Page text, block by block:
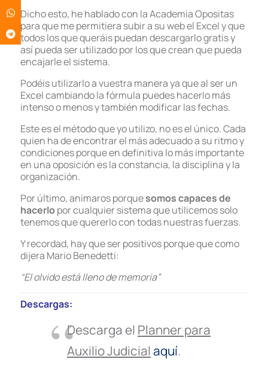
Dicho esto, he hablado con la Academia Opositas
para que me permitiera subir a su web el Excel y que
todos los que queráis puedan descargarlo gratis y
así pueda ser utilizado por los que crean que pueda
encajarle el sistema.
Podéis utilizarlo a vuestra manera ya que al ser un
Excel cambiando la fórmula puedes hacerlo más
intenso o menos y también modificar las fechas.
Este es el método que yo utilizo, no es el único. Cada
quien ha de encontrar el más adecuado a su ritmo y
condiciones porque en definitiva lo más importante
en una oposición es la constancia, la disciplina y la
organización.
Por último, animaros porquesomos capaces de
hacerlopor cualquier sistema que utilicemos solo
tenemos que quererlo con todas nuestras fuerzas.
Y recordad, hay que ser positivos porque que como
dijera Mario Benedetti:
“El olvido está lleno de memoria”
Descargas:
Descarga el Planner para
Auxilio Judicialaquí.